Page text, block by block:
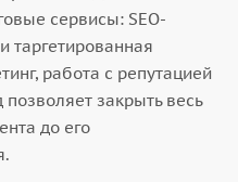
сервисы: SEO-
таргетированная
работа с репутацией
закрыть весь
до его